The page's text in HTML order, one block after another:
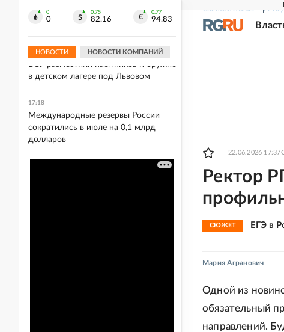
СВЕЖИЙ НОМЕР РГ-
22.06.2026 17:37
Ректор
СЮЖЕТ ЕГЭ в
Мария Агранович
Одной из
обязательный
направлений.
0
0
0.75
82.16
0.77
94.83
НОВОСТИ НОВОСТИ КОМПАНИЙ
столкновения с вороной на скорости
17:26
ВСУ разместили наемников и оружие
в детском лагере под Львовом
17:18
Международные резервы России
сократились в июле на 0,1 млрд
долларов